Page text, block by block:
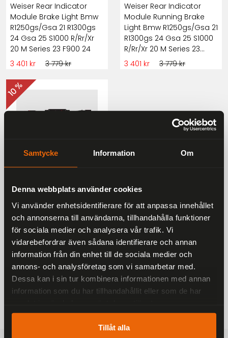
Samtycke Information Om
Denna webbplats använder cookies
Vi använder enhetsidentifierare för att anpassa innehållet
och annonserna till användarna, tillhandahålla funktioner
för sociala medier och analysera vår trafik. Vi
vidarebefordrar även sådana identifierare och annan
information från din enhet till de sociala medier och
annons- och analysföretag som vi samarbetar med.
Dessa kan i sin tur kombinera informationen med annan
information som du har tillhandahållit eller som de har
Tillåt alla
Weiser Rear Indicator
Module Brake Light Bmw
R1250gs/Gsa 21 R1300gs
24 Gsa 25 S1000 R/Rr/Xr
20 M Series 23 F900 24
3 401 kr
3 779 kr
Weiser Rear Indicator
Module Running Brake
Light Bmw R1250gs/Gsa 21
R1300gs 24 Gsa 25 S1000
R/Rr/Xr 20 M Series 23
F900 24
3 401 kr 3 779 kr
10 %
Weiser Rear Indicator Re
Sequencing Module Bmw
R1250gs/Gsa 21 R1300gs
24 Gsa 25 S1000 R/Rr/Xr
20 M Series 23 F900 24
3 401 kr
3 779 kr